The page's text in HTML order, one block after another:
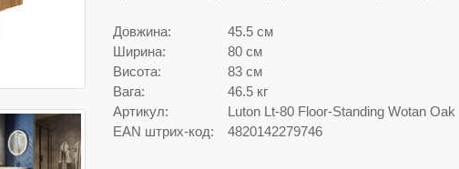
Довжина:
45.5 см
Ширина:
80 см
Висота:
83 см
Вага:
46.5 кг
Артикул:
Luton Lt-80 Floor-Standing Wotan Oak
EAN штрих-код:
4820142279746